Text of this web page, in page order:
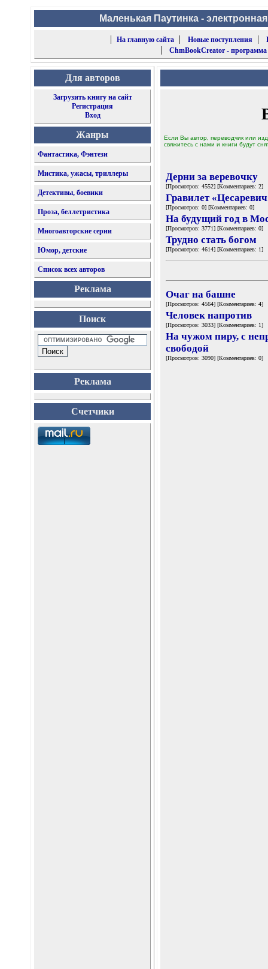
Маленькая Паутинка -
|
На главную сайта| Новые поступления |
| ChmBookCreator -
Для авторов
Загрузить книгу на сайт
Регистрация
Вход
Жанры
Фантастика, Фэнтези
Мистика, ужасы, триллеры
Детективы, боевики
Проза, беллетристика
Многоавторские серии
Юмор, детские
Список всех авторов
Реклама
Поиск
Реклама
Счетчики
Если Вы автор, переводчик или
свяжитесь с нами и книги будут
Дерни за веревочку
[Просмотров: 4552] [Комментариев: 2]
Гравилет
[Просмотров: 0] [Комментариев: 0]
На будущий год в
[Просмотров: 3771] [Комментариев: 0]
Трудно стать богом
[Просмотров: 4614] [Комментариев: 1]
Очаг на башне
[Просмотров: 4564] [Комментариев: 4]
Человек напротив
[Просмотров: 3033] [Комментариев: 1]
На чужом пиру, с
свободой
[Просмотров: 3090] [Комментариев: 0]